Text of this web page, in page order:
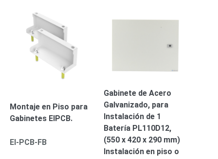
Montaje en Piso para
Gabinetes EIPCB.
EI-PCB-FB
Gabinete de Acero
Galvanizado, para
Instalación de 1
Batería PL110D12,
(550 x 420 x 290 mm)
Instalación en piso o